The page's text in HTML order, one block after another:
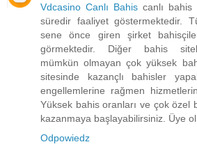
Vdcasino Canlı Bahis canlı bahis
süredir faaliyet göstermektedir.
sene önce giren şirket
görmektedir. Diğer bahis
mümkün olmayan çok yüksek
sitesinde kazançlı bahisler
engellemlerine rağmen
Yüksek bahis oranları ve çok özel
kazanmaya başlayabilirsiniz. Üye
Odpowiedz